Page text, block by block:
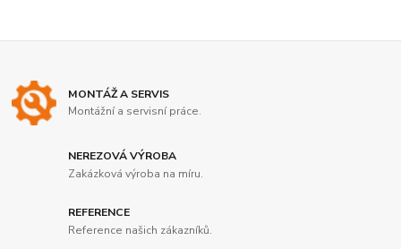
MONTÁŽ A SERVIS
Montážní a servisní práce.
NEREZOVÁ VÝROBA
Zakázková výroba na míru.
REFERENCE
Reference našich zákazníků.